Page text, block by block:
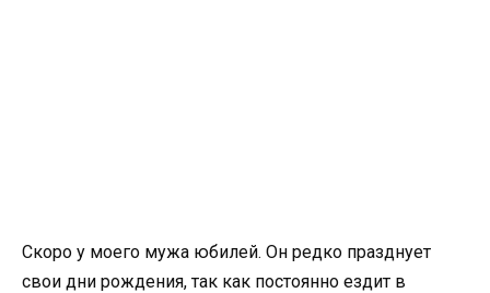
Скоро у моего мужа юбилей. Он редко празднует
свои дни рождения, так как постоянно ездит в